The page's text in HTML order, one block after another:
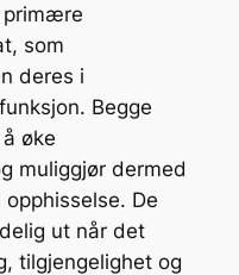
primære
som
deres i
Begge
øke
muliggjør dermed
De
ut når det
tilgjengelighet og